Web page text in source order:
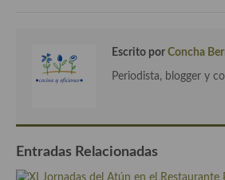
Aderezos, salsas, vinagretas, especias,
Especias, mezclas de especias
Hierbas aromáticas
Escrito por Concha
Periodista, blogger y
Entradas Relacionadas